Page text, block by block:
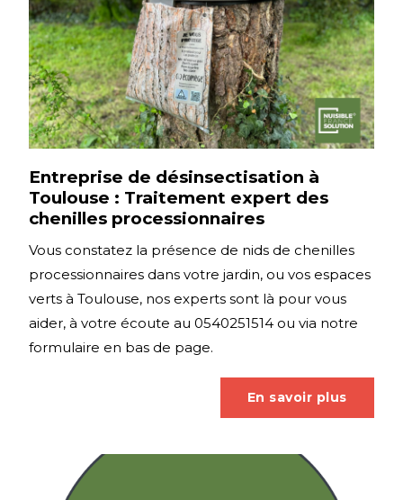
Entreprise de désinsectisation à
Toulouse : Traitement expert des
chenilles processionnaires
Vous constatez la présence de nids de chenilles
processionnaires dans votre jardin, ou vos espaces
verts à Toulouse, nos experts sont là pour vous
aider, à votre écoute au 0540251514 ou via notre
formulaire en bas de page.
En savoir plus